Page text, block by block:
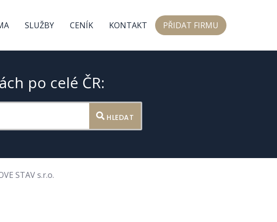
SLUŽBY CENÍK KONTAKT PŘIDAT FIRMU
po celé ČR:
HLEDAT
STAV s.r.o.